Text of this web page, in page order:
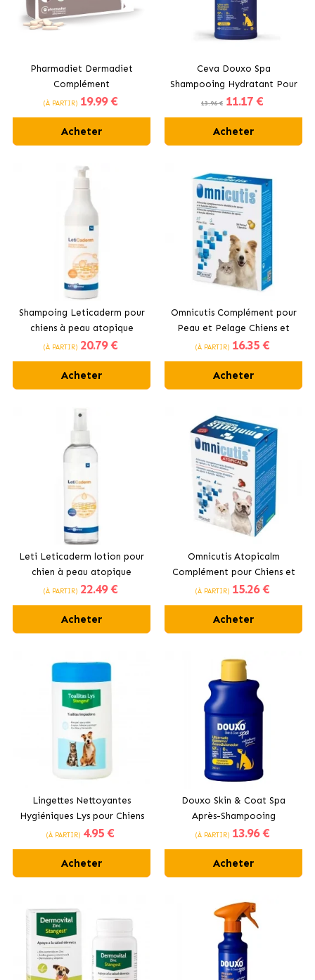
Pharmadiet Dermadiet
Complément
Dermatologique pour Chiens
(À PARTIR) 19.99 €
Acheter
Ceva Douxo Spa
Shampooing Hydratant Pour
Chiens et Chats à l’Avoine
13.96 € 11.17 €
Acheter
Shampoing Leticaderm pour
chiens à peau atopique
(À PARTIR) 20.79 €
Acheter
Omnicutis Complément pour
Peau et Pelage Chiens et
Chats en Capsules Hifarmax
(À PARTIR) 16.35 €
Acheter
Leti Leticaderm lotion pour
chien à peau atopique
(À PARTIR) 22.49 €
Acheter
Omnicutis Atopicalm
Complément pour Chiens et
Chats avec Dermatite
Atopique Hifarmax
(À PARTIR) 15.26 €
Acheter
Lingettes Nettoyantes
Hygiéniques Lys pour Chiens
et Chats Stangest
(À PARTIR) 4.95 €
Acheter
Douxo Skin & Coat Spa
Après-Shampooing
Hydratant pour chiens à
l’Avoine
(À PARTIR) 13.96 €
Acheter